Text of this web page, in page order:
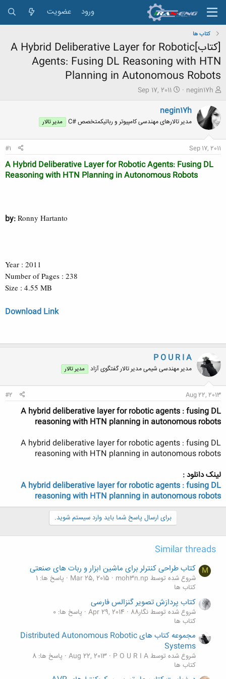
ورود عضویت
کتاب ها
[کتاب]A Hybrid Deliberative Layer for Robotic
Agents: Fusing DL Reasoning with HTN
Planning in Autonomous Robots
ش
و
ع
ک
ن
د
negin17h
ت
ر
ی
خ
ع
Sep 17, 2011
negin17h
مدیر تالارهای مهندسی کامپیوتر و رباتیکمتخصص #C مدیر تالار
Sep 17, 2011
#1
A Hybrid Deliberative Layer for Robotic Agents: Fusing DL
Reasoning with HTN Planning in Autonomous Robots
by: Ronny Hartanto
Year : 2011
Number of Pages : 238
Size : 4.55 MB
Download Link
P O U R I A
مدیر مهندسی شیمی مدیر تالار گفتگوی آزاد مدیر تالار
Aug 22, 2013
#2
A hybrid deliberative layer for robotic agents : fusing DL
reasoning with HTN planning in autonomous robots
A hybrid deliberative layer for robotic agents : fusing DL
reasoning with HTN planning in autonomous robots
لینک دانلود :
A hybrid deliberative layer for robotic agents : fusing DL
reasoning with HTN planning in autonomous robots
برای ارسال پاسخ شما باید وارد سیستم شوید.
Similar threads
M کتاب طراحی کنترلر برای ماشین ابزار و ربات های صنعتی
شروع شده توسط moh3n.np Mar 25, 2015
پاسخ ها: 1
کتاب ها
کتاب پردازش تصویر گنزالس فارسی
شروع شده توسط نگار88 Apr 29, 2014 پاسخ ها: 0
کتاب ها
مجموعه کتاب های Distributed Autonomous Robotic
Systems
شروع شده توسط P O U R I A Aug 22, 2013 پاسخ ها: 8
کتاب ها